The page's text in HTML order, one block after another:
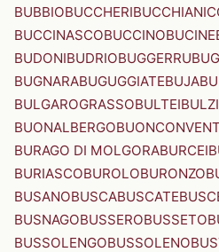
BUBBIOBUCCHERI
BUCCINASCOBUCCINOBUCINE
BUDONIBUDRIOBUGGERRU
BUGNARABUGUGGIATEBUJA
BULGAROGRASSOBULTEIBULZI
BUONALBERGO
BURAGO DI MOLGORABURCEI
BURIASCOBUROLOBURONZO
BUSANOBUSCABUSCATE
BUSNAGOBUSSEROBUSSETO
BUSSOLENGOBUSSOLENO